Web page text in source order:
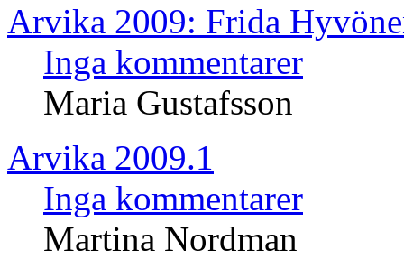
Arvika 2009: Frida
Inga kommentarer
Maria Gustafsson
Arvika 2009.1
Inga kommentarer
Martina Nordman